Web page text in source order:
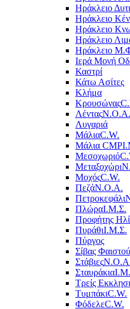
Ηράκλειο
Ηράκλειο
Ηράκλειο
Ηράκλειο
Ηράκλειο
Ιερά Μονή
Καστρί
Κάτω Ασίτες
Κλήμα
Κρουσώνας
ΛένταςΝ.Ο.Α.
Λυγαριά
ΜάλιαC.W.
Μάλια CMP
Μεσοχωριό
Μεταξοχώρι
ΜοχόςC.W.
ΠεζάΝ.Ο.Α.
Πετροκεφάλι
ΠλώραΙ.Μ.Σ.
Προφήτης
ΠυράθιΙ.Μ.Σ.
Πύργος
Σίβας Φαιστού
Στάβιες
Σταυράκια
Τρείς
ΤυμπάκιC.W.
ΦόδελεC.W.